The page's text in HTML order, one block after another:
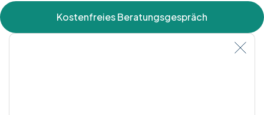
Kostenfreies Beratungsgespräch